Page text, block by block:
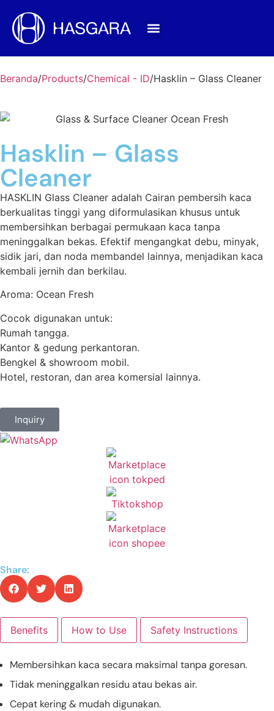
Beranda/Products/Chemical - ID/Hasklin – Glass Cleaner
Hasklin – Glass
Cleaner
HASKLIN Glass Cleaner adalah Cairan pembersih kaca
berkualitas tinggi yang diformulasikan khusus untuk
membersihkan berbagai permukaan kaca tanpa
meninggalkan bekas. Efektif mengangkat debu, minyak,
sidik jari, dan noda membandel lainnya, menjadikan kaca
kembali jernih dan berkilau.
Aroma: Ocean Fresh
Cocok digunakan untuk:
Rumah tangga.
Kantor & gedung perkantoran.
Bengkel & showroom mobil.
Hotel, restoran, dan area komersial lainnya.
Inquiry
Share:
Benefits How to Use Safety Instructions
Membersihkan kaca secara maksimal tanpa goresan.
Tidak meninggalkan residu atau bekas air.
Cepat kering & mudah digunakan.